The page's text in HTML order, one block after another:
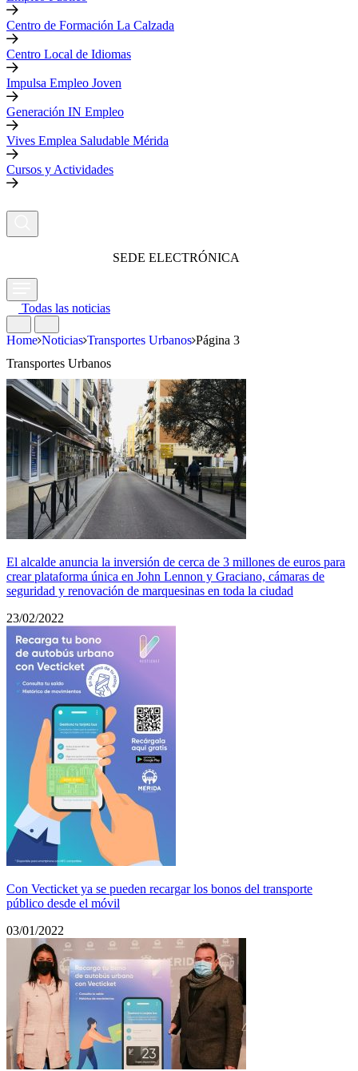
Centro de Formación La Calzada
Centro Local de Idiomas
Impulsa Empleo Joven
Generación IN Empleo
Vives Emplea Saludable Mérida
Cursos y Actividades
SEDE ELECTRÓNICA
Todas las noticias
Home Noticias Transportes Urbanos Página 3
Transportes Urbanos
El alcalde anuncia la inversión de cerca de 3 millones de euros para
crear plataforma única en John Lennon y Graciano, cámaras de
seguridad y renovación de marquesinas en toda la ciudad
23/02/2022
Con Vecticket ya se pueden recargar los bonos del transporte
público desde el móvil
03/01/2022